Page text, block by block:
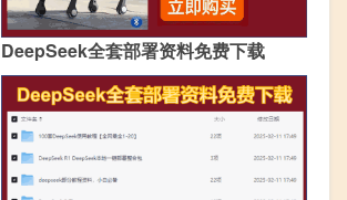
DeepSeek全套部署资料免费下载